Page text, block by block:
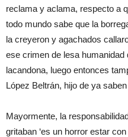
reclama y aclama, respecto a
todo mundo sabe que la
la creyeron y agachados
ese crimen de lesa
lacandona, luego entonces
López Beltrán, hijo de ya
Mayormente, la
gritaban ‘es un horror estar